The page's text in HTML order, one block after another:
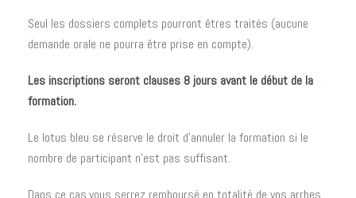
Seul les dossiers complets pourront êtres traités (aucune
demande orale ne pourra être prise en compte).
Les inscriptions seront clauses 8 jours avant le début de la
formation.
Le lotus bleu se réserve le droit d’annuler la formation si le
nombre de participant n’est pas suffisant.
Dans ce cas,vous serrez remboursé en totalité de vos arrhes.